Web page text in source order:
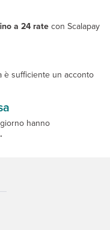
a 24 rate con Scalapay
è sufficiente un acconto
hanno